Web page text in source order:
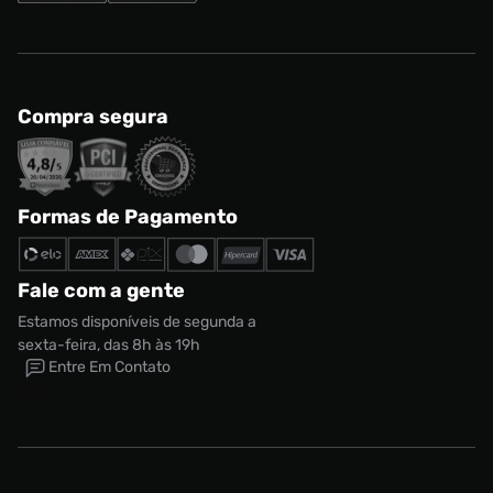
Compra segura
Formas de Pagamento
Fale com a gente
Estamos disponíveis de segunda a
sexta-feira, das 8h às 19h
Entre Em Contato